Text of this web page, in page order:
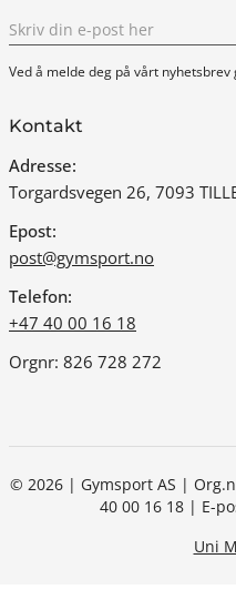
Ved å melde deg på vårt
Kontakt
Adresse:
Torgardsvegen 26, 7093
Epost:
post@gymsport.no
Telefon:
+47 40 00 16 18
Orgnr: 826 728 272
© 2026 | Gymsport AS |
40 00 16 18 | E-
Uni